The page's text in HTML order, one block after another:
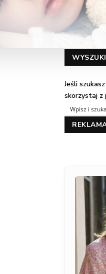
Jeśli
skorzystaj z